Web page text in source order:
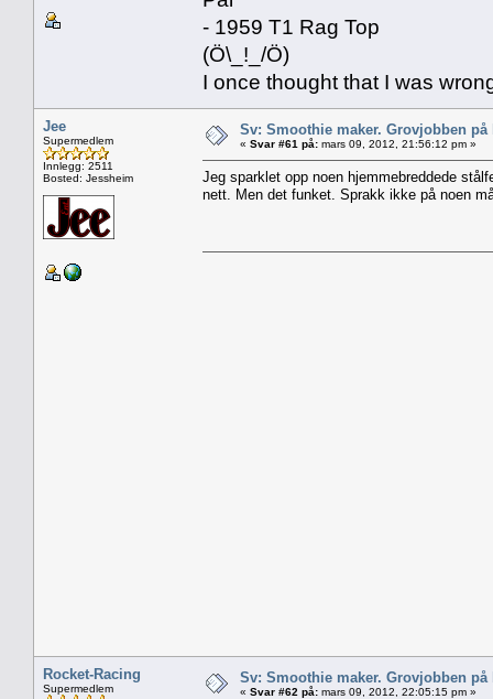
- 1959 T1 Rag Top
(Ö\_!_/Ö)
I once thought that I was
Jee
Supermedlem
Innlegg: 2511
Bosted: Jessheim
Sv: Smoothie maker. Grovjobben
« Svar #61 på: mars 09, 2012, 21:56:12 pm »
Jeg sparklet opp noen hjemmebreddede
nett. Men det funket. Sprakk ikke på noen
Rocket-Racing
Supermedlem
Sv: Smoothie maker. Grovjobben
« Svar #62 på: mars 09, 2012, 22:05:15 pm »